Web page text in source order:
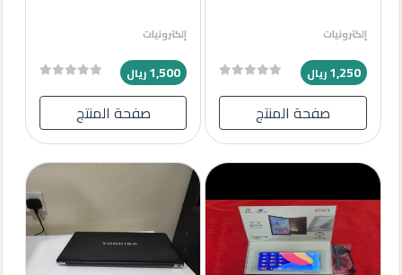
إلكترونيات
1,250ريال
صفحة المنتج
إلكترونيات
1,500ريال
صفحة المنتج